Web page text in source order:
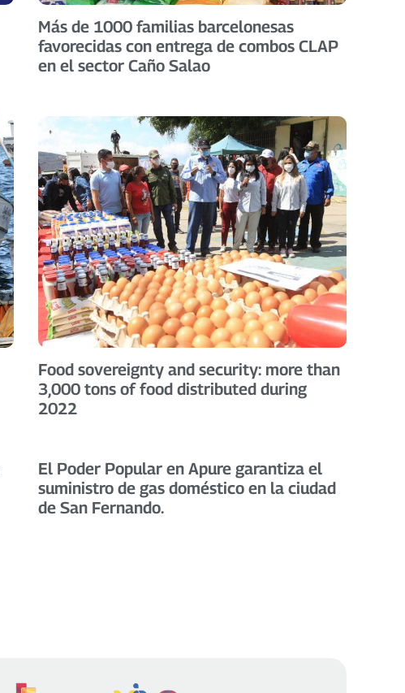
Más de 1000 familias barcelonesas
favorecidas con entrega de combos CLAP
en el sector Caño Salao
Food sovereignty and security: more than
3,000 tons of food distributed during
2022
El Poder Popular en Apure garantiza el
suministro de gas doméstico en la ciudad
de San Fernando.